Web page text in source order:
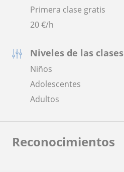
Primera clase gratis
20€/h
Niveles de las clases
Niños
Adolescentes
Adultos
Reconocimientos